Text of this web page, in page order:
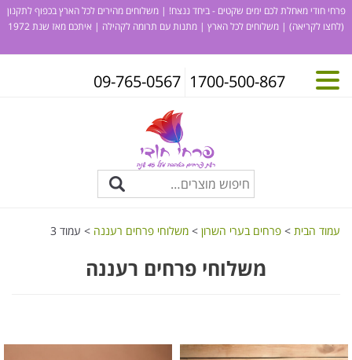
פרחי חודי מאחלת לכם ימים שקטים - ביחד ננצח! | משלוחים מהירים לכל הארץ בכפוף לתקנון
(לחצו לקריאה) | משלוחים לכל הארץ | מתנות עם תרומה לקהילה | איתכם מאז שנת 1972
1700-500-867
09-765-0567
עמוד הבית > פרחים בערי השרון > משלוחי פרחים רעננה > עמוד 3
משלוחי פרחים רעננה